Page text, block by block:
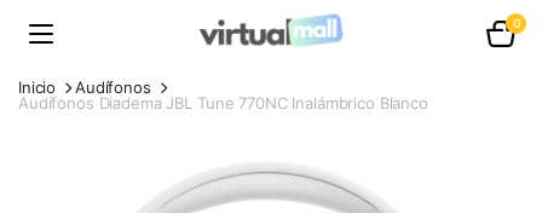
0
Inicio
Audífonos
Audífonos Diadema JBL Tune 770NC Inalámbrico Blanco